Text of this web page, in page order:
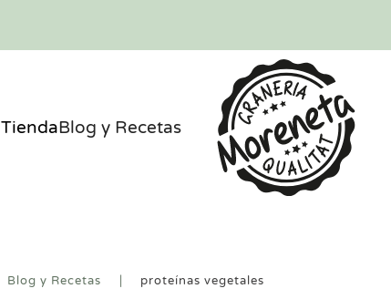
TiendaBlog y Recetas
Blog y Recetas proteínas vegetales